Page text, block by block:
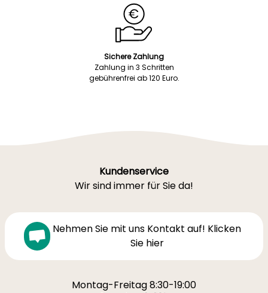
Sichere Zahlung
Zahlung in 3 Schritten
gebührenfrei ab 120 Euro.
Kundenservice
Wir sind immer für Sie da!
Nehmen Sie mit uns Kontakt auf! Klicken
Sie hier
Montag-Freitag 8:30-19:00